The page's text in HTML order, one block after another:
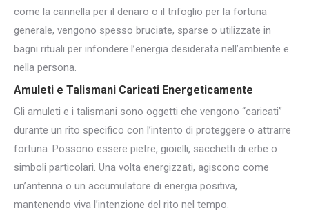
come la cannella per il denaro o il trifoglio per la fortuna
generale, vengono spesso bruciate, sparse o utilizzate in
bagni rituali per infondere l’energia desiderata nell’ambiente e
nella persona.
Amuleti e Talismani Caricati Energeticamente
Gli amuleti e i talismani sono oggetti che vengono “caricati”
durante un rito specifico con l’intento di proteggere o attrarre
fortuna. Possono essere pietre, gioielli, sacchetti di erbe o
simboli particolari. Una volta energizzati, agiscono come
un’antenna o un accumulatore di energia positiva,
mantenendo viva l’intenzione del rito nel tempo.